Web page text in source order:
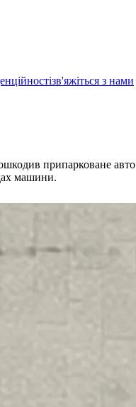
зв'яжіться з нами
припарковане авто
машини.